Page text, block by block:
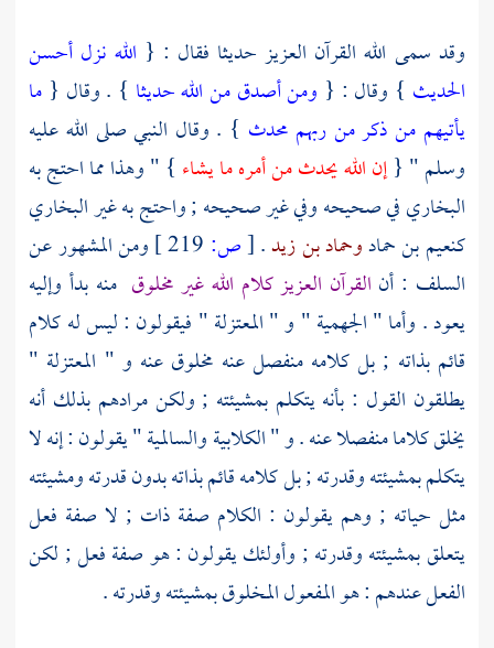
وقد سمى الله القرآن العزيز حديثا فقال : { الله نزل أحسن
الحديث } وقال : { ومن أصدق من الله حديثا } . وقال { ما
يأتيهم من ذكر من ربهم محدث } . وقال النبي صلى الله عليه
وسلم " {إن الله يحدث من أمره ما يشاء } " وهذا مما احتج به
البخاريفي صحيحه وفي غير صحيحه ; واحتج به غيرالبخاري
كنعيم بن حمادوحماد بن زيد.
[ص:
ومن المشهور عن
السلف : أن القرآن العزيز كلام الله غير مخلوق منه بدأ وإليه
يعود . وأما "الجهمية" و "المعتزلة" فيقولون : ليس له كلام
قائم بذاته ; بل كلامه منفصل عنه مخلوق عنه و " المعتزلة "
يطلقون القول : بأنه يتكلم بمشيئته ; ولكن مرادهم بذلك أنه
يخلق كلاما منفصلا عنه . و "الكلابيةوالسالمية" يقولون : إنه لا
يتكلم بمشيئته وقدرته ; بل كلامه قائم بذاته بدون قدرته ومشيئته
مثل حياته ; وهم يقولون : الكلام صفة ذات ; لا صفة فعل
يتعلق بمشيئته وقدرته ; وأولئك يقولون : هو صفة فعل ; لكن
الفعل عندهم : هو المفعول المخلوق بمشيئته وقدرته .